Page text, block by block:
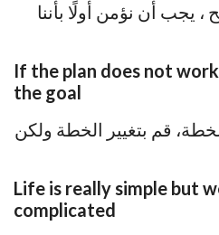
يجب أن نؤمن أولًا بأننا
If the plan does not
the goal
قم بتغيير الخطة ولكن
Life is really simple but
complicated